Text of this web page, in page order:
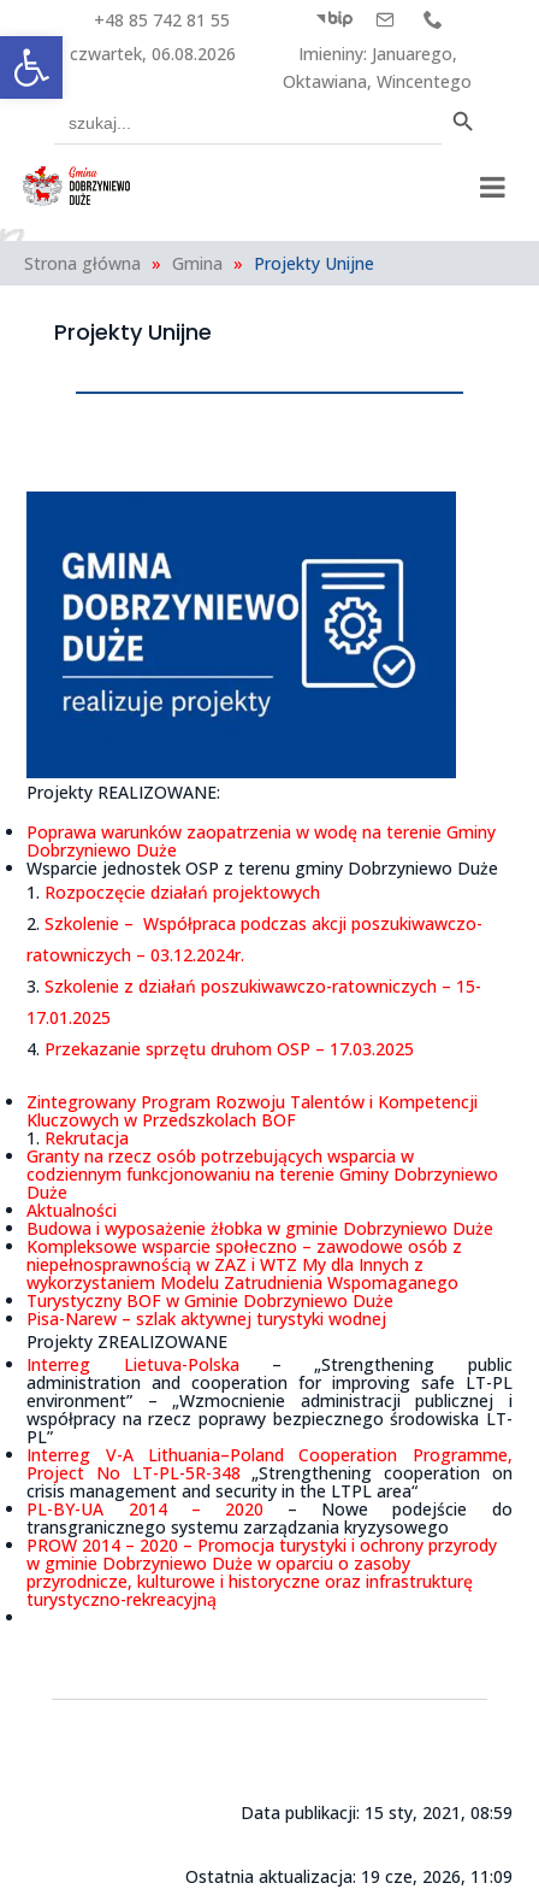
Otwórz pasek narzędzi
+48 85 742 81 55   
czwartek, 06.08.2026 Imieniny: Januarego,
Oktawiana,Wincentego
for:
Strona główna » Gmina » Projekty Unijne
Projekty Unijne
Projekty REALIZOWANE:
Poprawa warunków zaopatrzenia w wodę na terenie Gminy
Dobrzyniewo Duże
Wsparcie jednostek OSP z terenu gminy Dobrzyniewo Duże
Rozpoczęcie działań projektowych
Szkolenie – Współpraca podczas akcji poszukiwawczo-
ratowniczych – 03.12.2024r.
Szkolenie z działań poszukiwawczo-ratowniczych – 15-
17.01.2025
Przekazanie sprzętu druhom OSP – 17.03.2025
Zintegrowany Program Rozwoju Talentów i Kompetencji
Kluczowych w Przedszkolach BOF
1. Rekrutacja
Granty na rzecz osób potrzebujących wsparcia w
codziennym funkcjonowaniu na terenie Gminy Dobrzyniewo
Duże
Aktualności
Budowa i wyposażenie żłobka w gminie Dobrzyniewo Duże
Kompleksowe wsparcie społeczno – zawodowe osób z
niepełnosprawnością w ZAZ i WTZ My dla Innych z
wykorzystaniem Modelu Zatrudnienia Wspomaganego
Turystyczny BOF w Gminie Dobrzyniewo Duże
Pisa-Narew – szlak aktywnej turystyki wodnej
Projekty ZREALIZOWANE
Interreg Lietuva-Polska– „Strengthening public
administration and cooperation for improving safe LT-PL
environment” – „Wzmocnienie administracji publicznej i
współpracy na rzecz poprawy bezpiecznego środowiska LT-
PL”
Interreg V-A Lithuania–Poland Cooperation Programme,
Project No LT-PL-5R-348 „Strengthening cooperation on
crisis management and security in the LTPL area“
PL-BY-UA 2014 – 2020 – Nowe podejście do
transgranicznego systemu zarządzania kryzysowego
PROW 2014 – 2020 – Promocja turystyki i ochrony przyrody
w gminie Dobrzyniewo Duże w oparciu o zasoby
przyrodnicze, kulturowe i historyczne oraz infrastrukturę
turystyczno-rekreacyjną
Data publikacji: 15 sty, 2021, 08:59
Ostatnia aktualizacja: 19 cze, 2026, 11:09